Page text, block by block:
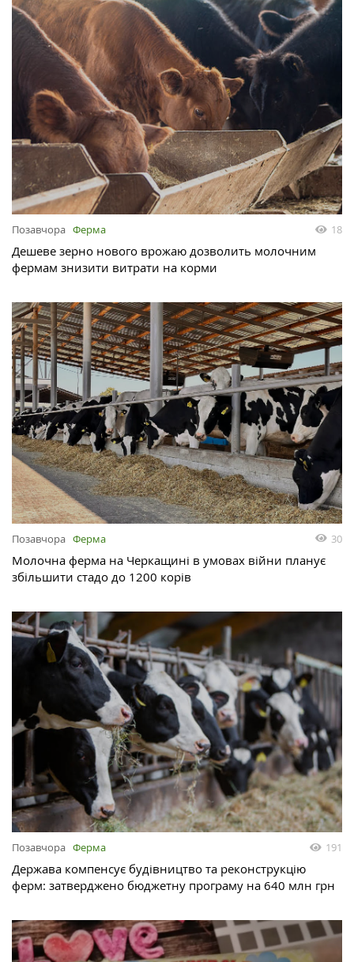
Позавчора Ферма 18
Дешеве зерно нового врожаю дозволить молочним
фермам знизити витрати на корми
Позавчора Ферма 30
Молочна ферма на Черкащині в умовах війни планує
збільшити стадо до 1200 корів
Позавчора Ферма 191
Держава компенсує будівництво та реконструкцію
ферм: затверджено бюджетну програму на 640 млн грн